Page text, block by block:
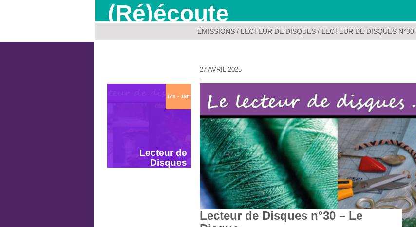
(Ré)écoute
ÉMISSIONS/ LECTEUR DE DISQUES/ LECTEUR DE DISQUES N°30
17h - 19h
Lecteur de
Disques
27 AVRIL 2025
Lecteur de Disques n°30 – Le